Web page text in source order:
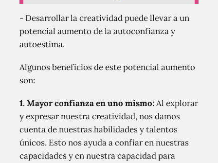
- Desarrollar la creatividad puede llevar a un
potencial aumento de la autoconfianza y
autoestima.
Algunos beneficios de este potencial aumento
son:
1. Mayor confianza en uno mismo:Al explorar
y expresar nuestra creatividad, nos damos
cuenta de nuestras habilidades y talentos
únicos. Esto nos ayuda a confiar en nuestras
capacidades y en nuestra capacidad para